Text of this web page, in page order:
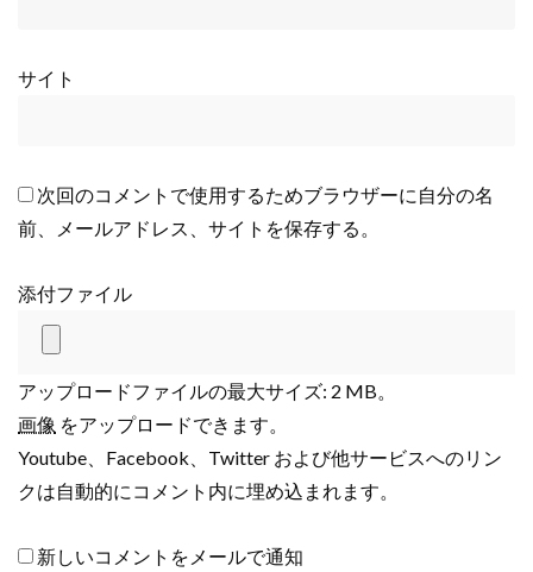
サイト
次回のコメントで使用するためブラウザーに自分の名
前、メールアドレス、サイトを保存する。
添付ファイル
アップロードファイルの最大サイズ: 2 MB。
画像 をアップロードできます。
Youtube、Facebook、Twitter および他サービスへのリン
クは自動的にコメント内に埋め込まれます。
新しいコメントをメールで通知